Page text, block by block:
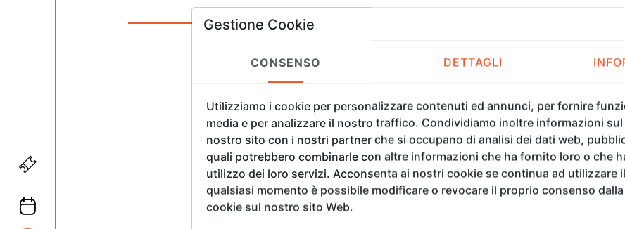
Ore 14.00
APERTURA AL
Ingresso dal Porta a
Apertura ufficiale al pubblico
ad accedere agli spazzi
Gestione Cookie
CONSENSO DETTAGLI
Utilizziamo i cookie per personalizzare contenuti ed annunci, per fornire
media e per analizzare il nostro traffico. Condividiamo inoltre informazioni
nostro sito con i nostri partner che si occupano di analisi dei dati web,
quali potrebbero combinarle con altre informazioni che ha fornito loro o che
utilizzo dei loro servizi. Acconsenta ai nostri cookie se continua ad utilizzare
qualsiasi momento è possibile modificare o revocare il proprio consenso
cookie sul nostro sito Web.